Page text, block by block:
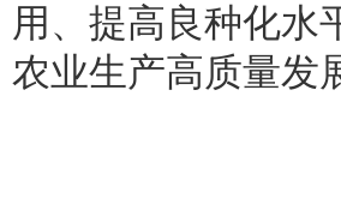
用、提高良种化水
农业生产高质量发